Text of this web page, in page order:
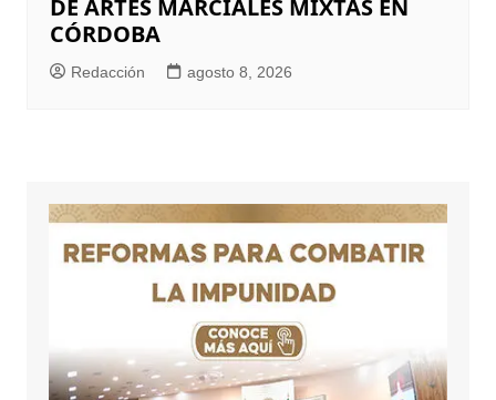
DE ARTES MARCIALES MIXTAS EN
CÓRDOBA
Redacción agosto 8, 2026